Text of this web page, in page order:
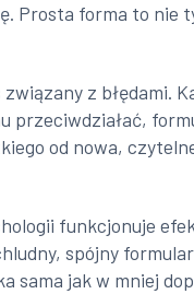
Prosta forma to
z
przeciwdziałać,
od nowa,
funkcjonuje
spójny
sama jak w mniej